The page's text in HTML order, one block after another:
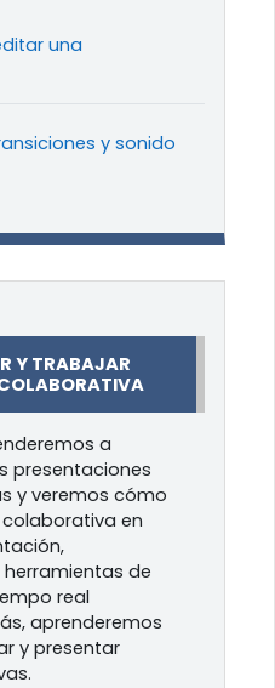
una
y sonido
Y TRABAJAR
a
presentaciones
y veremos cómo
en
de
real
aprenderemos
y presentar